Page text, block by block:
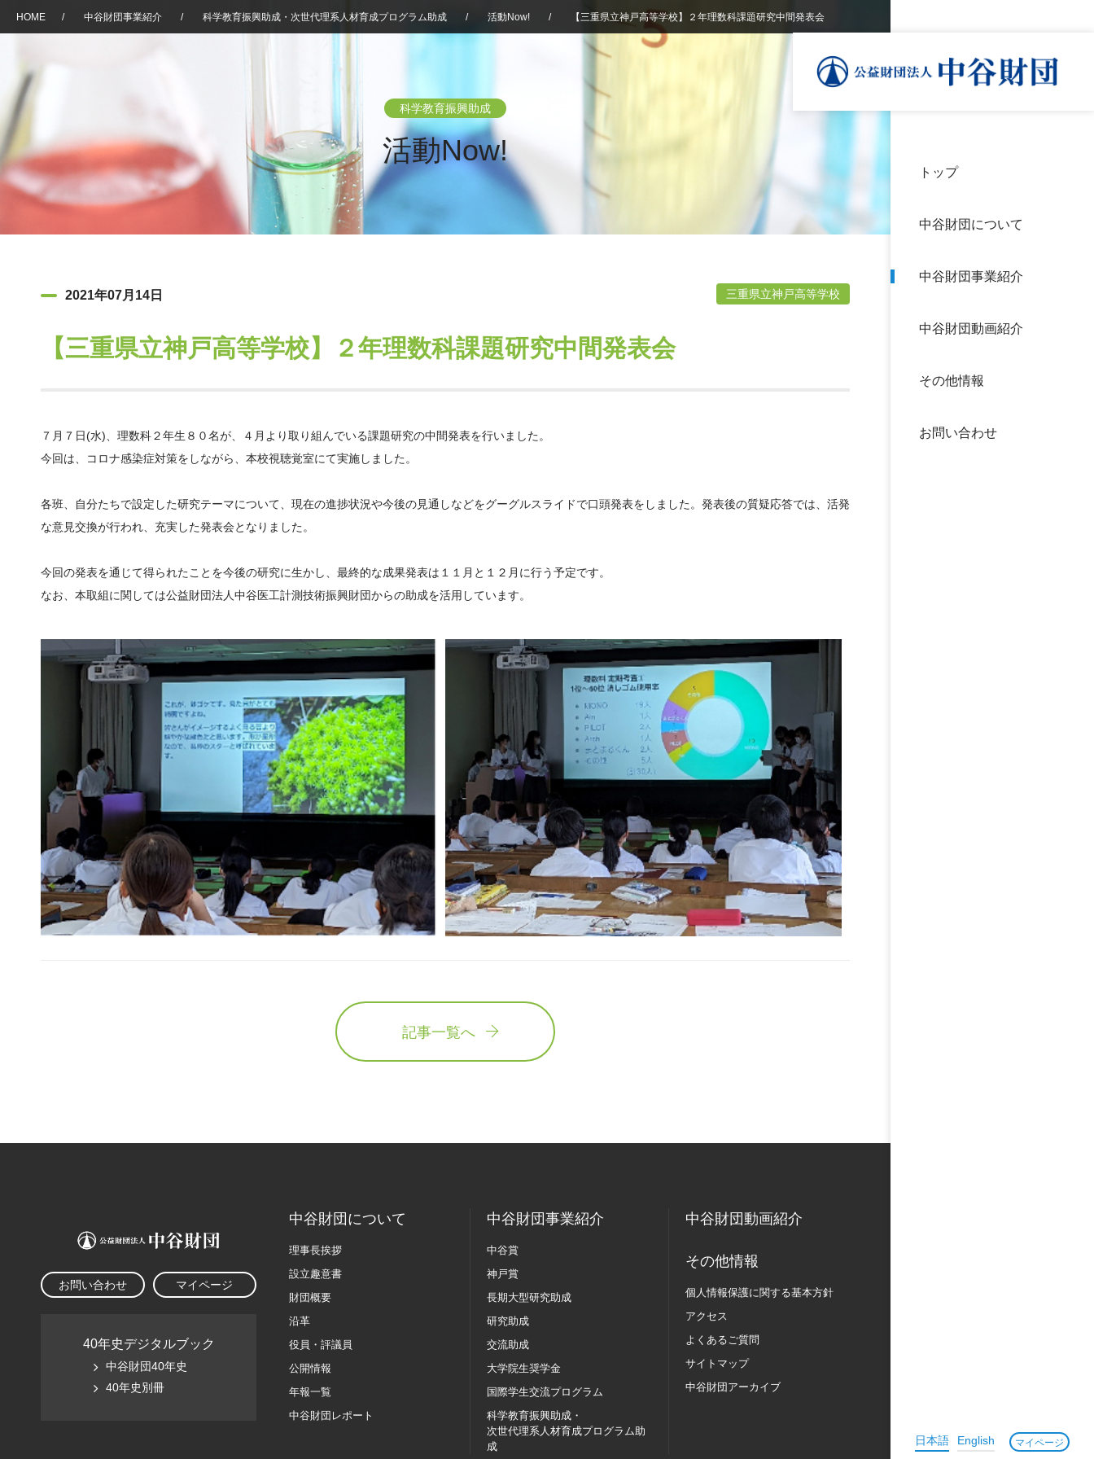
トップ
中谷財団について
中谷財団事業紹介
中谷財団動画紹介
その他情報
お問い合わせ
日本語 English マイページ
HOME / 中谷財団事業紹介 / 科学教育振興助成・次世代理系人材育成プログラム助成 / 活動Now! / 【三重県立神戸高等学校】２年理数科課題研究中間発表会
科学教育振興助成
活動Now!
2021年07月14日 三重県立神戸高等学校
【三重県立神戸高等学校】２年理数科課題研究中間発表会
７月７日(水)、理数科２年生８０名が、４月より取り組んでいる課題研究の中間発表を行いました。
今回は、コロナ感染症対策をしながら、本校視聴覚室にて実施しました。
各班、自分たちで設定した研究テーマについて、現在の進捗状況や今後の見通しなどをグーグルスライドで口頭発表をしました。発表後の質疑応答では、活発
な意見交換が行われ、充実した発表会となりました。
今回の発表を通じて得られたことを今後の研究に生かし、最終的な成果発表は１１月と１２月に行う予定です。
なお、本取組に関しては公益財団法人中谷医工計測技術振興財団からの助成を活用しています。
記事一覧へ
お問い合わせ マイページ
40年史デジタルブック
中谷財団40年史
40年史別冊
中谷財団について
理事長挨拶
設立趣意書
財団概要
沿革
役員・評議員
公開情報
年報一覧
中谷財団レポート
中谷財団事業紹介
中谷賞
神戸賞
長期大型研究助成
研究助成
交流助成
大学院生奨学金
国際学生交流プログラム
科学教育振興助成・
次世代理系人材育成プログラム助
成
中谷財団動画紹介
その他情報
個人情報保護に関する基本方針
アクセス
よくあるご質問
サイトマップ
中谷財団アーカイブ